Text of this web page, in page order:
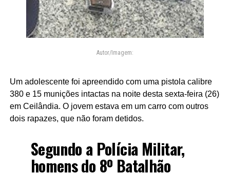
Autor/Imagem:
Um adolescente foi apreendido com uma pistola calibre
380 e 15 munições intactas na noite desta sexta-feira (26)
em Ceilândia. O jovem estava em um carro com outros
dois rapazes, que não foram detidos.
Segundo a Polícia Militar,
homens do 8º Batalhão